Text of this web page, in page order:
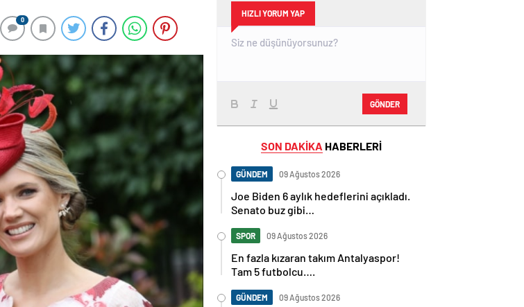
0
HIZLI YORUM YAP
GÖNDER
SON DAKİKA HABERLERİ
GÜNDEM 09 Ağustos 2026
Joe Biden 6 aylık hedeflerini açıkladı.
Senato buz gibi…
SPOR 09 Ağustos 2026
En fazla kızaran takım Antalyaspor!
Tam 5 futbolcu….
GÜNDEM 09 Ağustos 2026